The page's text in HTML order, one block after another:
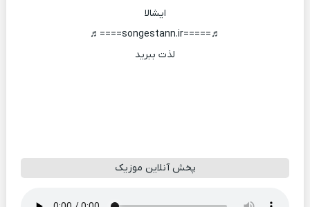
ایشالا
♬=====songestann.ir====♬
لذت ببرید
پخش آنلاین موزیک